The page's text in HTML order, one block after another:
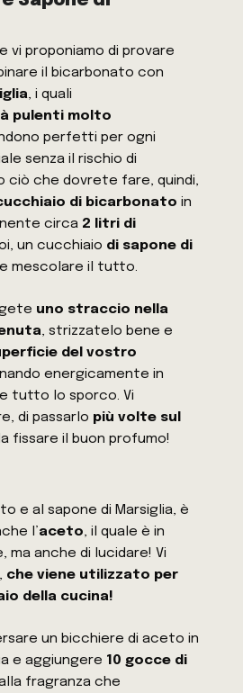
vi proponiamo di provare
il bicarbonato con
, i quali
pulenti molto
perfetti per ogni
senza il rischio di
ciò che dovrete fare, quindi,
di bicarbonato in
circa 2 litri di
un cucchiaio di sapone di
e mescolare il tutto.
uno straccio nella
, strizzatelo bene e
del vostro
energicamente in
tutto lo sporco. Vi
di passarlo più volte sul
fissare il buon profumo!
e al sapone di Marsiglia, è
l’aceto, il quale è in
ma anche di lucidare! Vi
che viene utilizzato per
della cucina!
un bicchiere di aceto in
e aggiungere 10 gocce di
fragranza che